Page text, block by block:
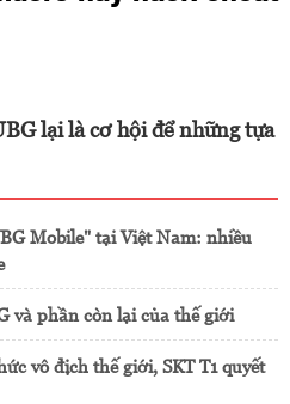
lại là cơ hội để những tựa
Mobile" tại Việt Nam: nhiều
và phần còn lại của thế giới
vô địch thế giới, SKT T1 quyết